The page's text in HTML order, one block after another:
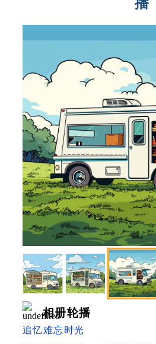
相册轮播
追忆难忘时光